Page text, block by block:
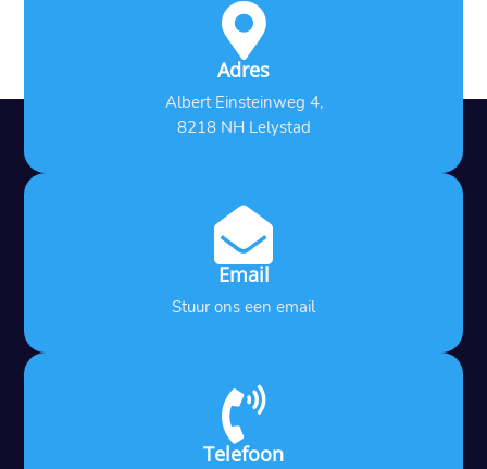

Adres
Albert Einsteinweg 4,
8218 NH Lelystad

Email
Stuur ons een email

Telefoon